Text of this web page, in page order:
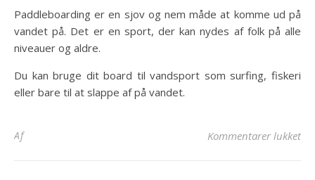
Paddleboarding er en sjov og nem måde at komme ud på
vandet på. Det er en sport, der kan nydes af folk på alle
niveauer og aldre.
Du kan bruge dit board til vandsport som surfing, fiskeri
eller bare til at slappe af på vandet.
Af Kommentarer lukkettil